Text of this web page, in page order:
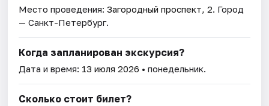
Место проведения:Загородный проспект, 2. Город
— Санкт-Петербург.
Когда запланирован экскурсия?
Дата и время: 13 июля 2026 • понедельник.
Сколько стоит билет?